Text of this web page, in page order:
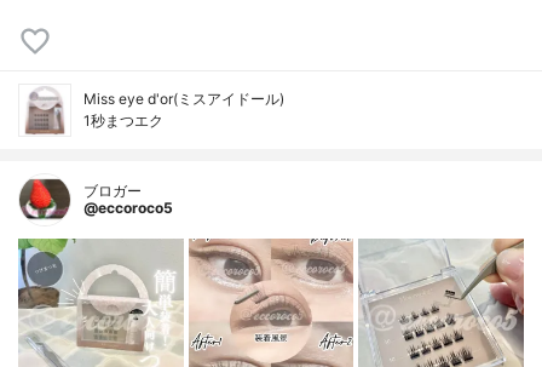
Miss eye d'or(ミスアイドール)
1秒まつエク
ブロガー
@eccoroco5